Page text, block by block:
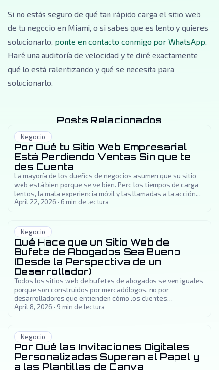
Si no estás seguro de qué tan rápido carga el sitio web
de tu negocio en Miami, o si sabes que es lento y quieres
solucionarlo, ponte en contacto conmigo por WhatsApp.
Haré una auditoría de velocidad y te diré exactamente
qué lo está ralentizando y qué se necesita para
solucionarlo.
Posts Relacionados
Negocio
Por Qué tu Sitio Web Empresarial
Está Perdiendo Ventas Sin que te
des Cuenta
La mayoría de los dueños de negocios asumen que su sitio
web está bien porque se ve bien. Pero los tiempos de carga
lentos, la mala experiencia móvil y las llamadas a la acción
débiles te están costando clientes silenciosamente todos
April 22, 2026 · 6 min de lectura
Negocio
Qué Hace que un Sitio Web de
Bufete de Abogados Sea Bueno
(Desde la Perspectiva de un
Desarrollador)
Todos los sitios web de bufetes de abogados se ven iguales
porque son construidos por mercadólogos, no por
desarrolladores que entienden cómo los clientes
potenciales realmente los usan. Esto es lo que hace
April 8, 2026 · 9 min de lectura
Negocio
Por Qué las Invitaciones Digitales
Personalizadas Superan al Papel y
a las Plantillas de Canva